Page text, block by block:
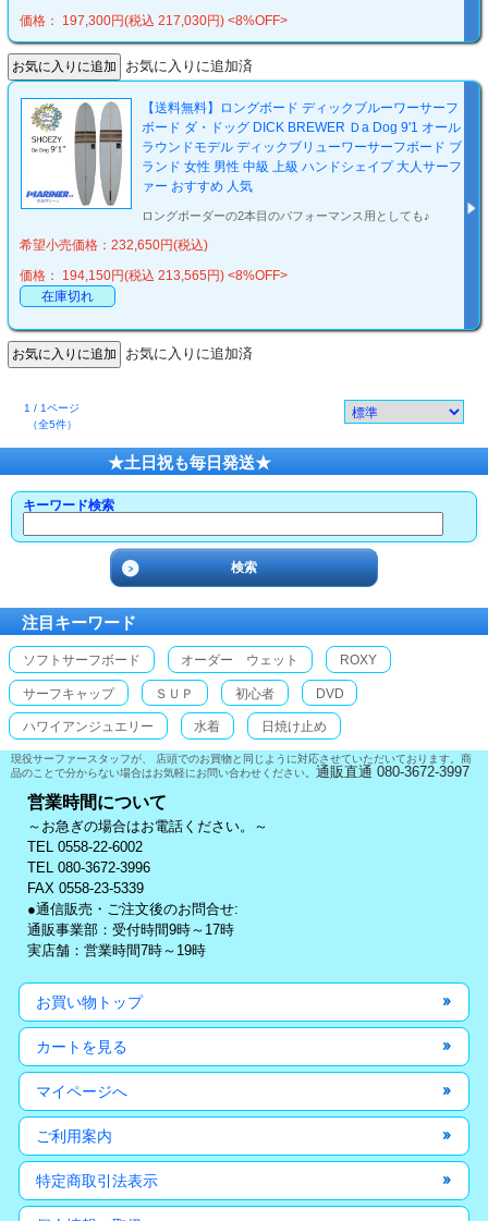
価格： 197,300円(税込 217,030円) <8%OFF>
お気に入りに追加済
【送料無料】ロングボード ディックブルーワーサーフ
ボード ダ・ドッグ DICK BREWER Ｄa Dog 9'1 オール
ラウンドモデル ディックブリューワーサーフボード ブ
ランド 女性 男性 中級 上級 ハンドシェイプ 大人サーフ
ァー おすすめ 人気
ロングボーダーの2本目のパフォーマンス用としても♪
希望小売価格：232,650円(税込)
価格： 194,150円(税込 213,565円) <8%OFF>
在庫切れ
お気に入りに追加済
1 / 1ページ
（全5件）
★土日祝も毎日発送★
キーワード検索
注目キーワード
ソフトサーフボード オーダー ウェット ROXY
サーフキャップ ＳＵＰ 初心者 DVD
ハワイアンジュエリー 水着 日焼け止め
現役サーファースタッフが、 店頭でのお買物と同じように対応させていただいております。商
品のことで分からない場合はお気軽にお問い合わせください。 通販直通 080-3672-3997
営業時間について
～お急ぎの場合はお電話ください。～
TEL 0558-22-6002
TEL 080-3672-3996
FAX 0558-23-5339
●通信販売・ご注文後のお問合せ:
通販事業部：受付時間9時～17時
実店舗：営業時間7時～19時
お買い物トップ
カートを見る
マイページへ
ご利用案内
特定商取引法表示